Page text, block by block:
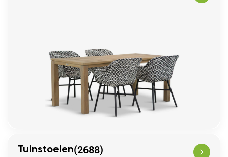
Tuinstoelen(2688)